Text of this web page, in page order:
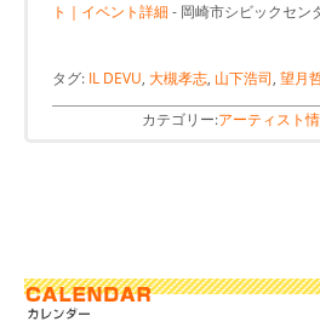
ト｜イベント詳細 - 岡崎市シビックセン
タグ: IL DEVU, 大槻孝志, 山下浩司, 望月
カテゴリー:アーティスト